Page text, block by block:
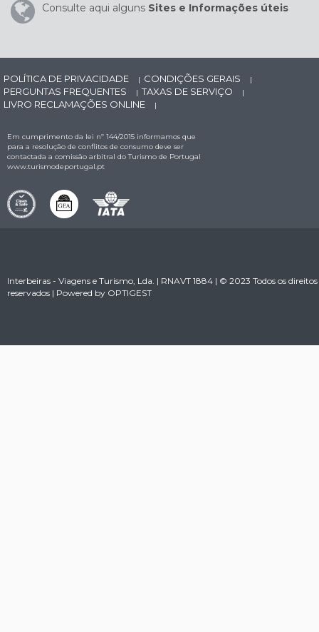
Consulte aqui alguns Sites e Informações úteis
POLÍTICA DE PRIVACIDADE | CONDIÇÕES GERAIS |
PERGUNTAS FREQUENTES | TAXAS DE SERVIÇO |
LIVRO RECLAMAÇÕES ONLINE |
Em cumprimento da lei nº 144/2015 informamos que
para a resolução de conflitos de consumo deve ser
contactada a comissão arbitral do Turismo de Portugal
www.turismodeportugal.pt
Interbeiras - Viagens e Turismo, Lda. | RNAVT 1884 | © 2023 Todos os direitos
reservados | Powered by OPTIGEST